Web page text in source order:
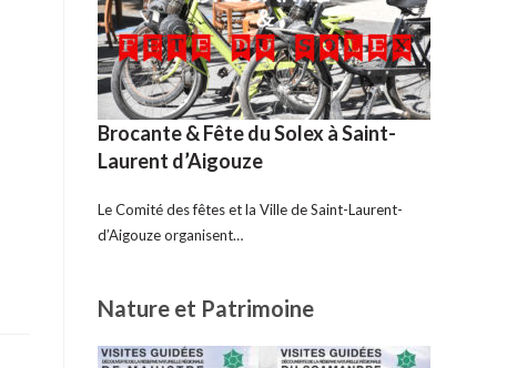
Brocante & Fête du Solex à Saint-
Laurent d’Aigouze
Le Comité des fêtes et la Ville de Saint-Laurent-
d’Aigouze organisent…
Nature et Patrimoine